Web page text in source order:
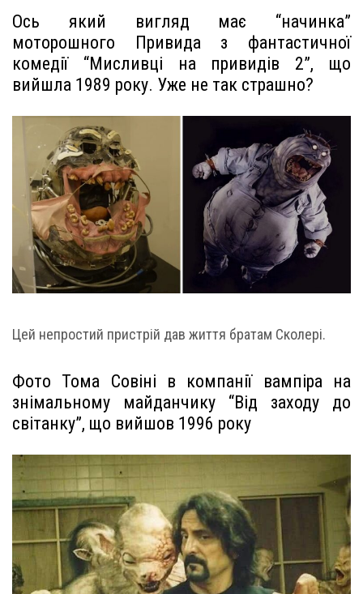
Ось який вигляд має “начинка”
моторошного Привида з фантастичної
комедії “Мисливці на привидів 2”, що
вийшла 1989 року. Уже не так страшно?
Цей непростий пристрій дав життя братам Сколері.
Фото Тома Совіні в компанії вампіра на
знімальному майданчику “Від заходу до
світанку”, що вийшов 1996 року